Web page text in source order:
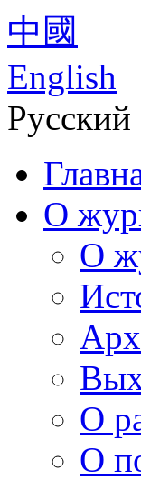
中國
English
Русский
О
О
О
О